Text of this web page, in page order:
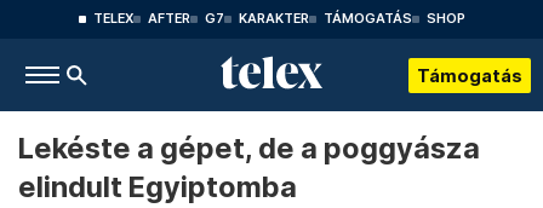
TELEX AFTER G7 KARAKTER TÁMOGATÁS SHOP
Támogatás
Lekéste a gépet, de a poggyásza
elindult Egyiptomba